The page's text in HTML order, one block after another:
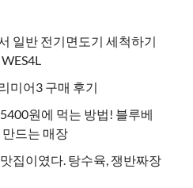
일반 전기면도기 세척하기
미어3 구매 후기
원에 먹는 방법! 블루베
드는 매장
집이였다. 탕수육, 쟁반짜장